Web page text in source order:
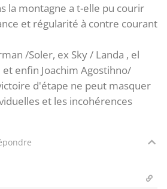
la montagne a t-elle pu courir
et régularité à contre courant
/Soler, ex Sky / Landa , el
enfin Joachim Agostihno/
d'étape ne peut masquer
et les incohérences